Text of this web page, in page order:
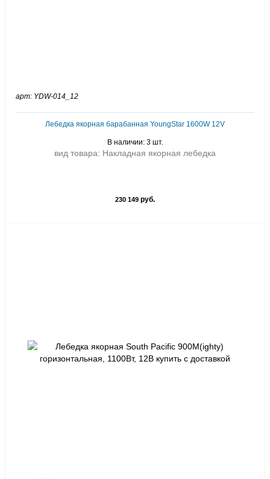
арт: YDW-014_12
Лебедка якорная барабанная YoungStar 1600W 12V
В наличии: 3 шт.
вид товара: Накладная якорная лебедка
230 149 руб.